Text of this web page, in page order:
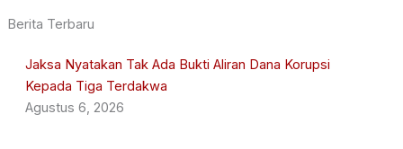
Berita Terbaru
Jaksa Nyatakan Tak Ada Bukti Aliran Dana Korupsi
Kepada Tiga Terdakwa
Agustus 6, 2026